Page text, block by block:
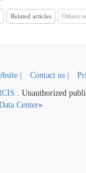
Related articles Others
| Contact us |
. Unauthorized
Center»